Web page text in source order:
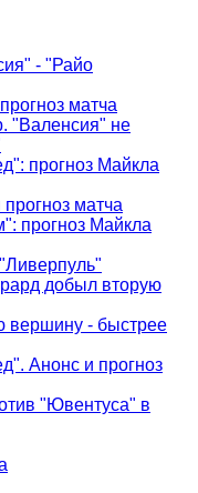
- "Райо
матча
"Валенсия" не
прогноз Майкла
матча
прогноз Майкла
добыл вторую
вершину - быстрее
Анонс и прогноз
"Ювентуса" в